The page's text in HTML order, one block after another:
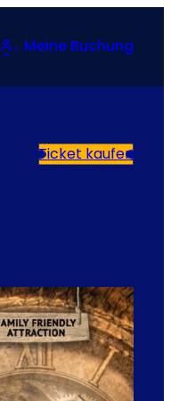
Meine Buchung
Ticket kaufen